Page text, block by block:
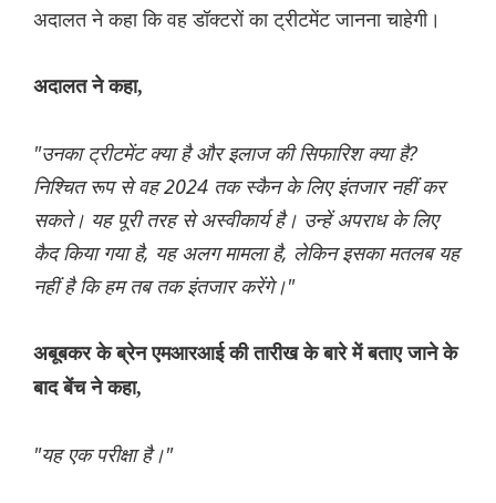
अदालत ने कहा कि वह डॉक्टरों का ट्रीटमेंट जानना चाहेगी।
अदालत ने कहा,
"उनका ट्रीटमेंट क्या है और इलाज की सिफारिश क्या है?
निश्चित रूप से वह 2024 तक स्कैन के लिए इंतजार नहीं कर
सकते। यह पूरी तरह से अस्वीकार्य है। उन्हें अपराध के लिए
कैद किया गया है, यह अलग मामला है, लेकिन इसका मतलब यह
नहीं है कि हम तब तक इंतजार करेंगे।"
अबूबकर के ब्रेन एमआरआई की तारीख के बारे में बताए जाने के
बाद बेंच ने कहा,
"यह एक परीक्षा है।"